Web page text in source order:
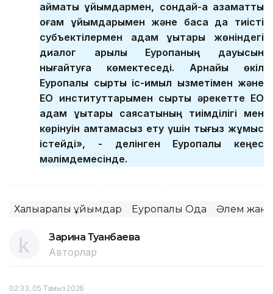
аймақтық ұйымдармен, сондай-ақ азаматтық
қоғам ұйымдарымен және басқа да тиісті
субъектілермен адам құқықтары жөніндегі
диалог арқылы Еуропаның дауысын
нығайтуға көмектеседі. Арнайы өкіл
Еуропалық сыртқы іс-қимыл қызметімен және
ЕО институттарымен сыртқы әрекетте ЕО
адам құқықтары саясатының тиімділігі мен
көрінуін қамтамасыз ету үшін тығыз жұмыс
істейді», - делінген Еуропалық кеңес
мәлімдемесінде.
Халықаралық ұйымдар Еуропалық Одақ Әлем
Зарина Туғанбаева
Авторлар
02:33, 05 Тамыз 2026